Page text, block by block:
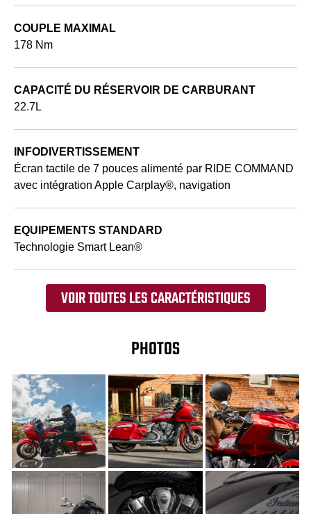
COUPLE MAXIMAL
178 Nm
CAPACITÉ DU RÉSERVOIR DE CARBURANT
22.7L
INFODIVERTISSEMENT
Écran tactile de 7 pouces alimenté par RIDE COMMAND
avec intégration Apple Carplay®, navigation
EQUIPEMENTS STANDARD
Technologie Smart Lean®
VOIR TOUTES LES CARACTÉRISTIQUES
PHOTOS